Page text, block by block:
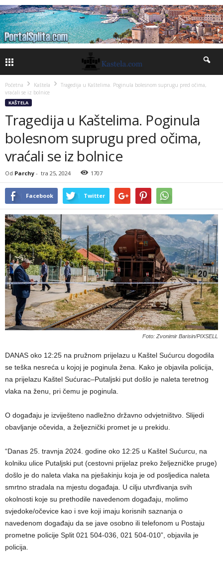
Početna Kaštela
Tragedija u Kaštelima. Poginula bolesnom suprugu pred očima,
vraćali se iz bolnice
KAŠTELA
Tragedija u Kaštelima. Poginula
bolesnom suprugu pred očima,
vraćali se iz bolnice
Od Parchy - tra 25, 2024 1707
Facebook Twitter
Foto: Zvonimir Barisin/PIXSELL
DANAS oko 12:25 na pružnom prijelazu u Kaštel Sućurcu dogodila
se teška nesreća u kojoj je poginula žena. Kako je objavila policija,
na prijelazu Kaštel Sućurac–Putaljski put došlo je naleta teretnog
vlaka na ženu, pri čemu je poginula.
O događaju je izviješteno nadležno državno odvjetništvo. Slijedi
obavljanje očevida, a željeznički promet je u prekidu.
“Danas 25. travnja 2024. godine oko 12:25 u Kaštel Sućurcu, na
kolniku ulice Putaljski put (cestovni prijelaz preko željezničke pruge)
došlo je do naleta vlaka na pješakinju koja je od posljedica naleta
smrtno stradala na mjestu događaja. U cilju utvrđivanja svih
okolnosti koje su prethodile navedenom događaju, molimo
svjedoke/očevice kao i sve koji imaju korisnih saznanja o
navedenom događaju da se jave osobno ili telefonom u Postaju
prometne policije Split 021 504-036, 021 504-010”, objavila je
policija.